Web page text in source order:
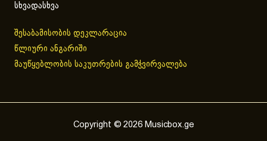
სხვადასხვა
შესაბამისობის დეკლარაცია
წლიური ანგარიში
მაუწყებლობის საკუთრების გამჭვირვალება
Copyright © 2026 Musicbox.ge